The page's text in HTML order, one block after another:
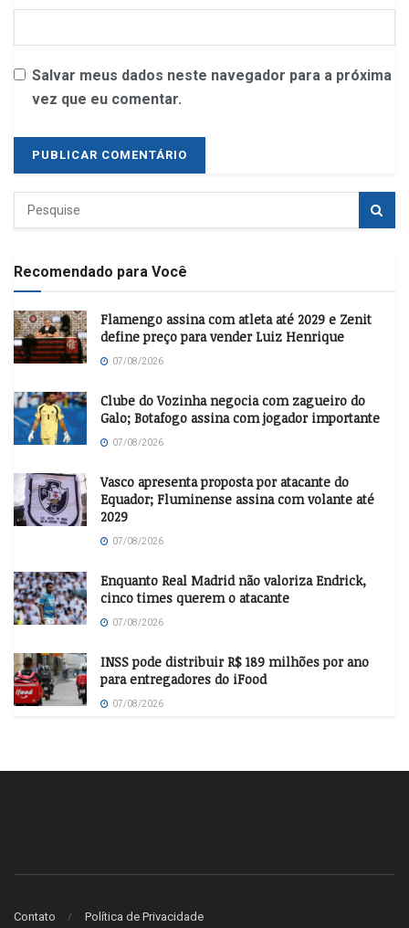
Salvar meus dados neste navegador para a próxima
vez que eu comentar.
Recomendado para Você
Flamengo assina com atleta até 2029 e Zenit
define preço para vender Luiz Henrique
07/08/2026
Clube do Vozinha negocia com zagueiro do
Galo; Botafogo assina com jogador importante
07/08/2026
Vasco apresenta proposta por atacante do
Equador; Fluminense assina com volante até
2029
07/08/2026
Enquanto Real Madrid não valoriza Endrick,
cinco times querem o atacante
07/08/2026
INSS pode distribuir R$ 189 milhões por ano
para entregadores do iFood
07/08/2026
Contato Política de Privacidade